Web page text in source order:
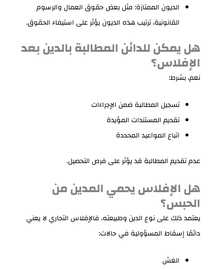
الديون الممتازة: مثل بعض حقوق العمال والرسوم
القانونية، ترتيب هذه الديون يؤثر على استيفاء الحقوق.
هل يمكن للدائن المطالبة بالدين بعد
الإفلاس؟
نعم، بشرط:
تسجيل المطالبة ضمن الإجراءات
تقديم المستندات المؤيدة
اتباع المواعيد المحددة
عدم تقديم المطالبة قد يؤثر على فرص التحصيل.
هل الإفلاس يحمي المدين من
الحبس؟
يعتمد ذلك على نوع الدين وطبيعته، فالإفلاس التجاري لا يعني
دائمًا إسقاط المسؤولية في حالات:
الغش